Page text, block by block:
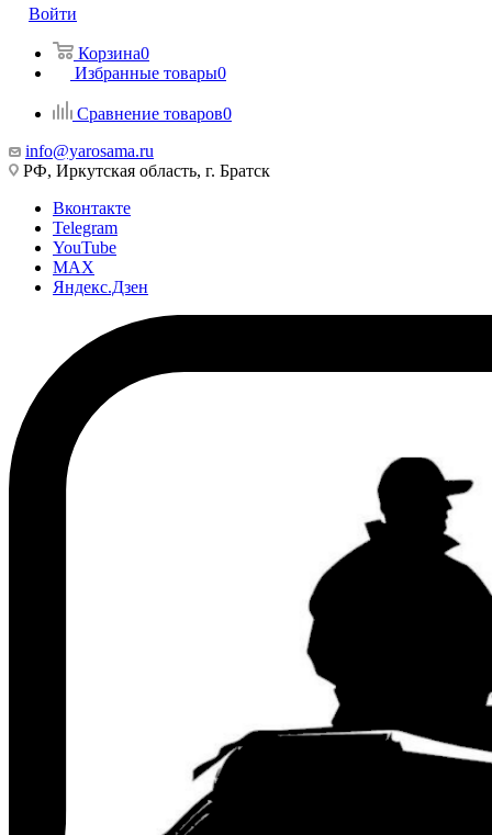
Войти
Корзина0
Избранные товары0
Сравнение товаров0
info@yarosama.ru
РФ, Иркутская область, г. Братск
Вконтакте
Telegram
YouTube
MAX
Яндекс.Дзен